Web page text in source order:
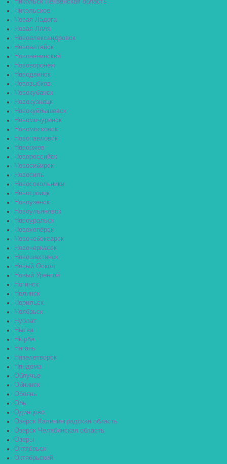
Никольск Пензенская область
Никольское
Новая Ладога
Новая Ляля
Новоалександровск
Новоалтайск
Новоаннинский
Нововоронеж
Новодвинск
Новозыбков
Новокубанск
Новокузнецк
Новокуйбышевск
Новомичуринск
Новомосковск
Новопавловск
Новоржев
Новороссийск
Новосибирск
Новосиль
Новосокольники
Новотроицк
Новоузенск
Новоульяновск
Новоуральск
Новохопёрск
Новочебоксарск
Новочеркасск
Новошахтинск
Новый Оскол
Новый Уренгой
Ногинск
Нолинск
Норильск
Ноябрьск
Нурлат
Нытва
Нюрба
Нягань
Нязелетворск
Няндома
Облучье
Обнинск
Обоянь
Обь
Одинцово
Озёрск Калининградская область
Озерск Челябинская область
Озеры
Октябрьск
Октябрьский